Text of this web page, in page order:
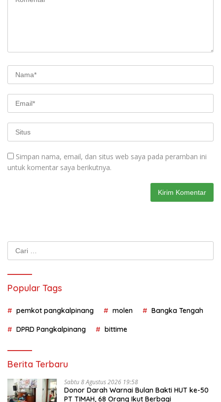
Simpan nama, email, dan situs web saya pada peramban ini
untuk komentar saya berikutnya.
Popular Tags
pemkot pangkalpinang molen Bangka Tengah
DPRD Pangkalpinang bittime
Berita Terbaru
Sabtu 8 Agustus 2026 19:58
Donor Darah Warnai Bulan Bakti HUT ke-50
PT TIMAH, 68 Orang Ikut Berbagi